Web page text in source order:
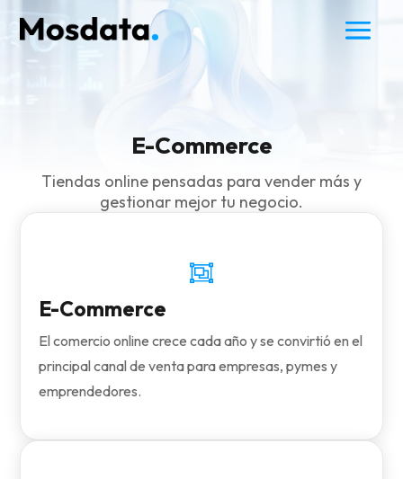
E-Commerce
Tiendas online pensadas para vender más y
gestionar mejor tu negocio.

E-Commerce
El comercio online crece cada año y se convirtió en el
principal canal de venta para empresas, pymes y
emprendedores.